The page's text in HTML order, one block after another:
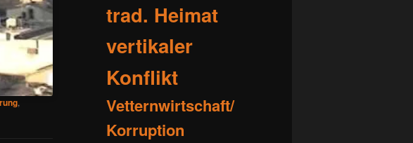
,
trad. Heimat
vertikaler
Konflikt
Vetternwirtschaft/
Korruption